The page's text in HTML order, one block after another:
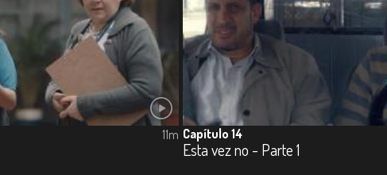
11m Capítulo 14
Esta vez no - Parte 1